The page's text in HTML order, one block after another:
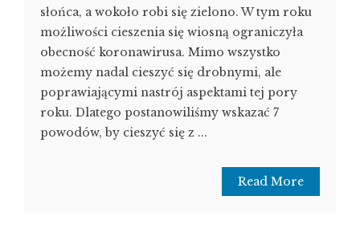
słońca, a wokoło robi się zielono. W tym roku
możliwości cieszenia się wiosną ograniczyła
obecność koronawirusa. Mimo wszystko
możemy nadal cieszyć się drobnymi, ale
poprawiającymi nastrój aspektami tej pory
roku. Dlatego postanowiliśmy wskazać 7
powodów, by cieszyć się z ...
Read More